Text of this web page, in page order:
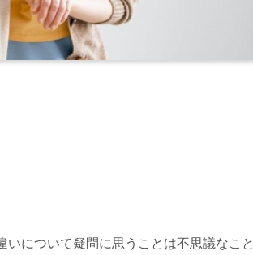
について疑問に思うことは不思議なこと